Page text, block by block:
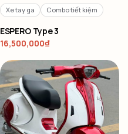
Xe tay ga Combo tiết kiệm
ESPERO Type 3
16,500,000₫